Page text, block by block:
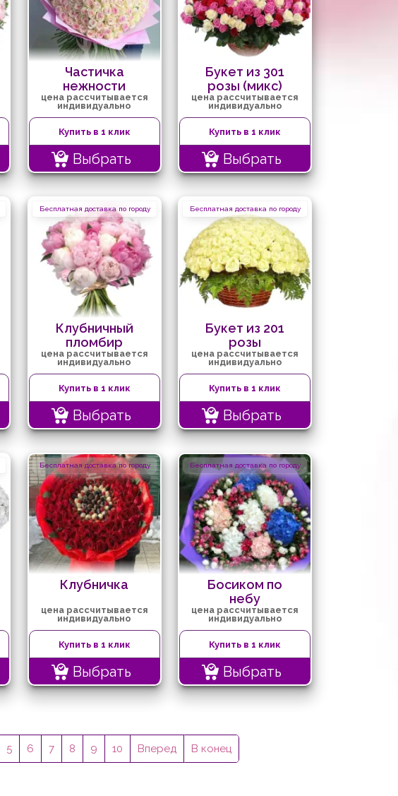
Частичка
нежности
цена рассчитывается
индивидуально
Купить в 1 клик
Выбрать
Букет из 301
розы (микс)
цена рассчитывается
индивидуально
Купить в 1 клик
Выбрать
Бесплатная доставка по городу
Клубничный
пломбир
цена рассчитывается
индивидуально
Купить в 1 клик
Выбрать
Бесплатная доставка по городу
Букет из 201
розы
цена рассчитывается
индивидуально
Купить в 1 клик
Выбрать
Бесплатная доставка по городу
Клубничка
цена рассчитывается
индивидуально
Купить в 1 клик
Выбрать
Бесплатная доставка по городу
Босиком по
небу
цена рассчитывается
индивидуально
Купить в 1 клик
Выбрать
5 6 7 8 9 10 Вперед В конец